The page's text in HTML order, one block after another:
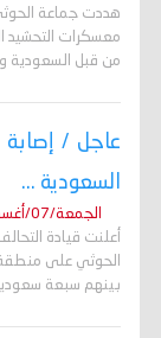
هددت جماعة
معسكرات التحشيد
من قبل
السعودية ...
الجمعة/07/أغسطس/2026 - 12:38 ص
أعلنت قيادة
بينهم سبعة